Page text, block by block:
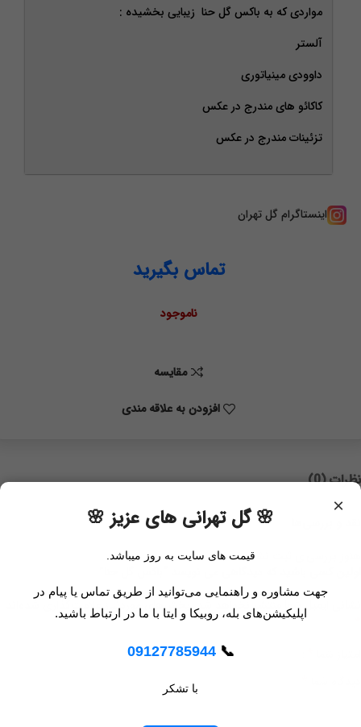
مواردی که به باکس گل حنا زیبایی بخشیده :
آلستر
داوودی مینیاتوری
کاکائو های مندرج در عکس
تزئینات مندرج در عکس
اینستاگرام گل تهران
تماس بگیرید
ناموجود
مقايسه
افزودن به علاقه مندی
نظرات (0)
هنوز بررسی‌ای ثبت نشده است.
نشانی ایمیل شما منتشر نخواهد شد.
بخش‌های موردنیاز علامت‌گذاری شده‌اند
× 🌸 گل تهرانی های عزیز 🌸
قیمت های سایت به روز میباشد.
جهت مشاوره و راهنمایی می‌توانید از طریق تماس یا پیام در
اپلیکیشن‌های بله، روبیکا و ایتا با ما در ارتباط باشید.
📞
09127785944
با تشکر